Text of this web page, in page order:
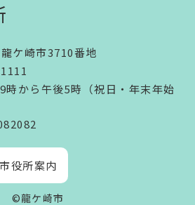
ケ崎市3710番地
時から午後5時（祝日・年末年始
市役所案内
©龍ケ崎市